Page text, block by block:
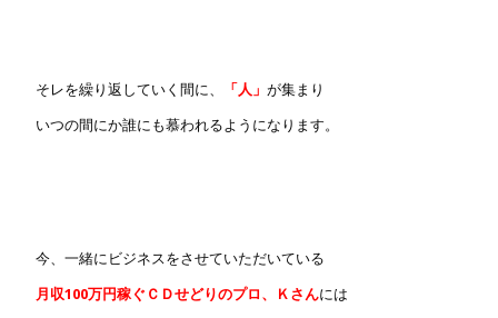
そレを繰り返していく間に、 「人」 が集まり
いつの間にか誰にも慕われるようになります。
今、一緒にビジネスをさせていただいている
月収100万円稼ぐＣＤせどりのプロ、Ｋさんには